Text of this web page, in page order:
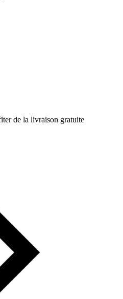
de la livraison gratuite